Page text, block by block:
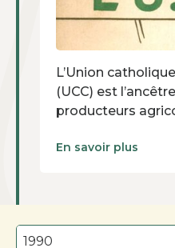
L’Union
(UCC) est
producteurs
En savoir plus